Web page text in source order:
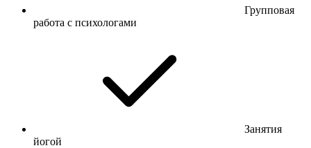
Групповая
работа с психологами
Занятия
йогой